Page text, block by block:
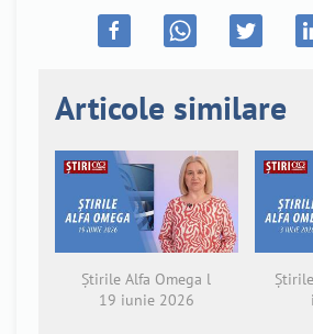
Articole similare
Știrile Alfa Omega l
19 iunie 2026